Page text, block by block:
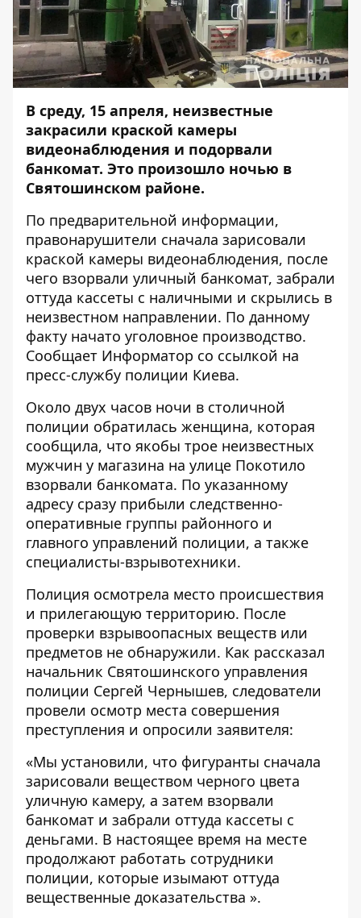
В среду, 15 апреля, неизвестные
закрасили краской камеры
видеонаблюдения и подорвали
банкомат. Это произошло ночью в
Святошинском районе.
По предварительной информации,
правонарушители сначала зарисовали
краской камеры видеонаблюдения, после
чего взорвали уличный банкомат, забрали
оттуда кассеты с наличными и скрылись в
неизвестном направлении. По данному
факту начато уголовное производство.
Сообщает Информатор со ссылкой на
пресс-службу полиции Киева.
Около двух часов ночи в столичной
полиции обратилась женщина, которая
сообщила, что якобы трое неизвестных
мужчин у магазина на улице Покотило
взорвали банкомата. По указанному
адресу сразу прибыли следственно-
оперативные группы районного и
главного управлений полиции, а также
специалисты-взрывотехники.
Полиция осмотрела место происшествия
и прилегающую территорию. После
проверки взрывоопасных веществ или
предметов не обнаружили. Как рассказал
начальник Святошинского управления
полиции Сергей Чернышев, следователи
провели осмотр места совершения
преступления и опросили заявителя:
«Мы установили, что фигуранты сначала
зарисовали веществом черного цвета
уличную камеру, а затем взорвали
банкомат и забрали оттуда кассеты с
деньгами. В настоящее время на месте
продолжают работать сотрудники
полиции, которые изымают оттуда
вещественные доказательства ».